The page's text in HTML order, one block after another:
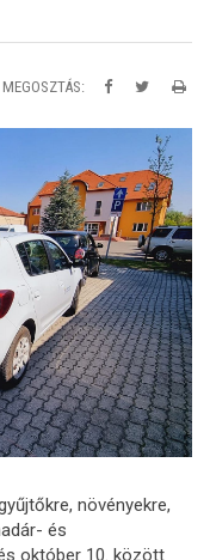
MEGOSZTÁS:
növényekre,
és
október 10. között